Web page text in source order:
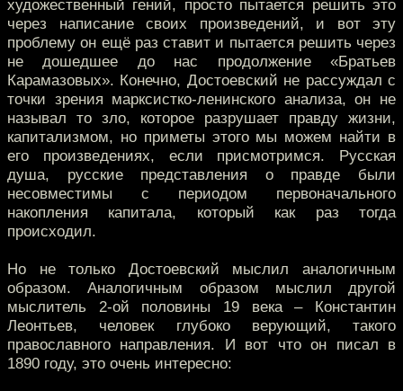
художественный гений, просто пытается решить это
через написание своих произведений, и вот эту
проблему он ещё раз ставит и пытается решить через
не дошедшее до нас продолжение «Братьев
Карамазовых». Конечно, Достоевский не рассуждал с
точки зрения марксистко-ленинского анализа, он не
называл то зло, которое разрушает правду жизни,
капитализмом, но приметы этого мы можем найти в
его произведениях, если присмотримся. Русская
душа, русские представления о правде были
несовместимы с периодом первоначального
накопления капитала, который как раз тогда
происходил.
Но не только Достоевский мыслил аналогичным
образом. Аналогичным образом мыслил другой
мыслитель 2-ой половины 19 века – Константин
Леонтьев, человек глубоко верующий, такого
православного направления. И вот что он писал в
1890 году, это очень интересно: